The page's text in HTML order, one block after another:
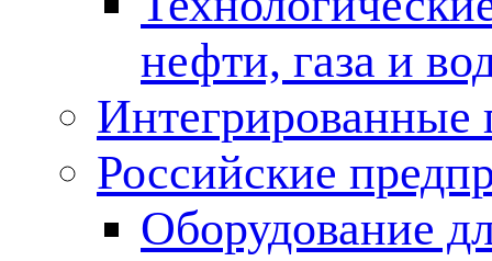
нефти, газа и
Российские
Оборудование